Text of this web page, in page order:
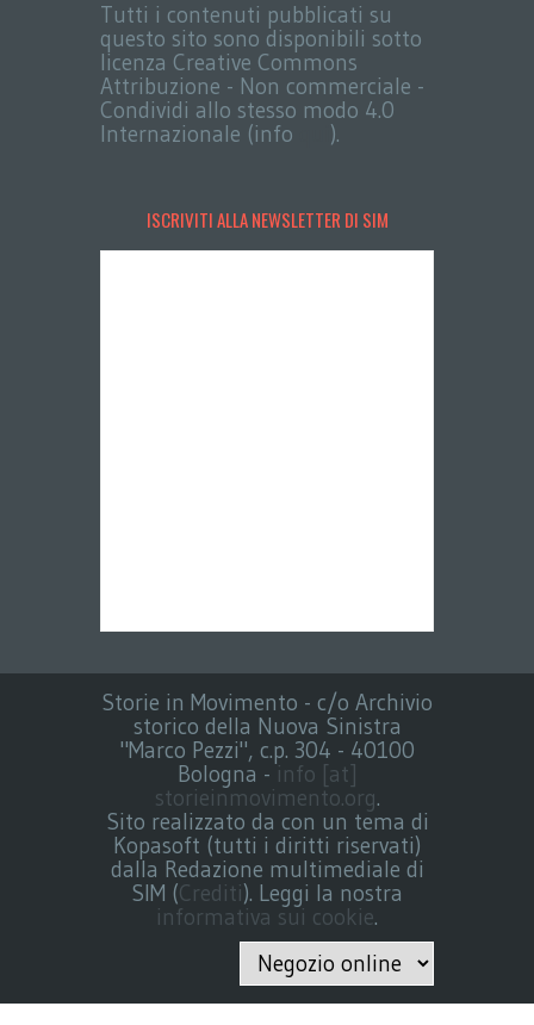
Tutti i contenuti pubblicati su
questo sito sono disponibili sotto
licenza Creative Commons
Attribuzione - Non commerciale -
Condividi allo stesso modo 4.0
Internazionale (info
).
ISCRIVITI ALLA NEWSLETTER DI SIM
Storie in Movimento - c/o Archivio
storico della Nuova Sinistra
"Marco Pezzi", c.p. 304 - 40100
Bologna - info [at]
storieinmovimento.org.
Sito realizzato da con un tema di
Kopasoft (tutti i diritti riservati)
dalla Redazione multimediale di
SIM (Crediti). Leggi la nostra
informativa sui cookie.